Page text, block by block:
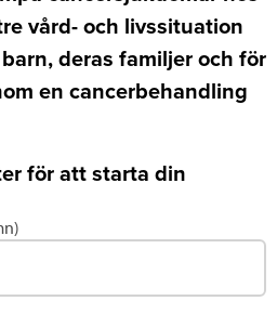
vård- och livssituation
deras familjer och för
en cancerbehandling
för att starta din